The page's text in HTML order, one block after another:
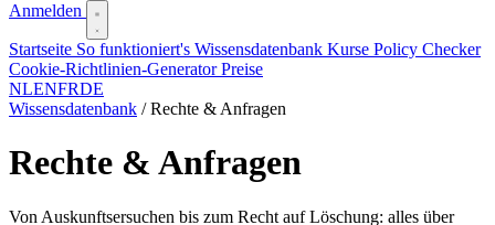
Anmelden
Startseite So funktioniert's Wissensdatenbank Kurse Policy Checker
Cookie-Richtlinien-GeneratorPreise
NLENFRDE
Wissensdatenbank / Rechte & Anfragen
Rechte & Anfragen
Von Auskunftsersuchen bis zum Recht auf Löschung: alles über